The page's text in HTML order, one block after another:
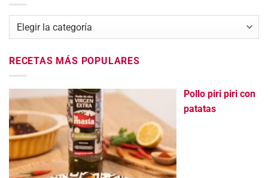
Categorías
RECETAS MÁS POPULARES
Pollo piri piri con
patatas